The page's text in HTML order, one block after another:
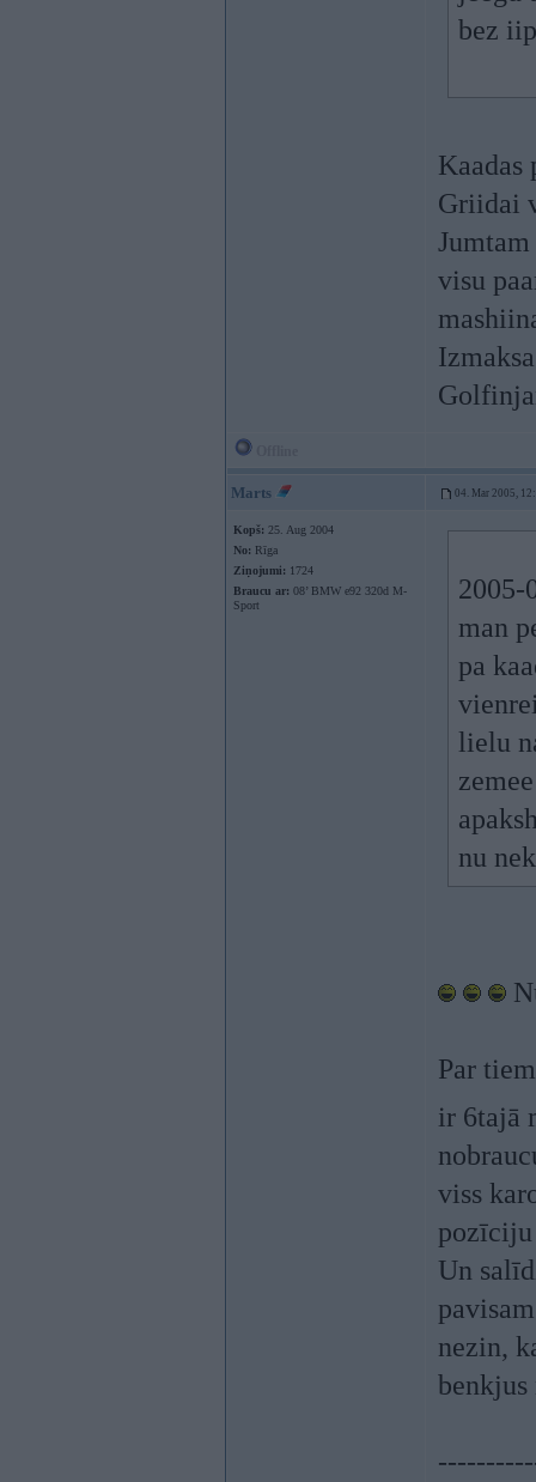
bez
Kaadas
Griidai
visu
Marts 04. Mar 2005,
Kopš: 25. Aug 2004
No: Rīga
Ziņojumi: 1724
Braucu ar: 08’ BMW e92 320d M-
Sport
2005-
man
pa
lielu
nu
Par
ir 6tajā
viss
Un
nezin,